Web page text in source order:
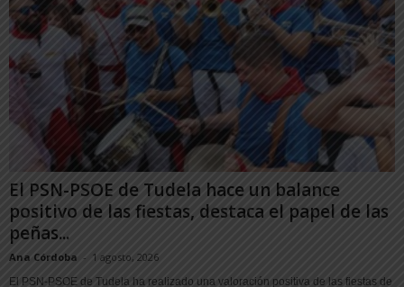
El PSN-PSOE de Tudela hace un balance
positivo de las fiestas, destaca el papel de las
peñas...
Ana Córdoba - 1 agosto, 2026
El PSN-PSOE de Tudela ha realizado una valoración positiva de las fiestas de